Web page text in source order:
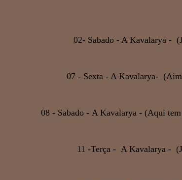
02- Sabado - A Kavalarya -
07 - Sexta - A Kavalarya-
08 - Sabado - A Kavalarya - (Aqui
11 -Terça - A Kavalarya -